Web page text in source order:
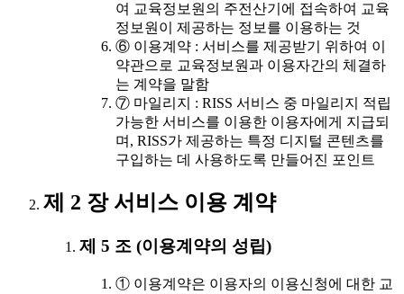
여 교육정보원의 주전산기에 접속하여 교육
정보원이 제공하는 정보를 이용하는 것
⑥ 이용계약 : 서비스를 제공받기 위하여 이
약관으로 교육정보원과 이용자간의 체결하
는 계약을 말함
⑦ 마일리지 : RISS 서비스 중 마일리지 적립
가능한 서비스를 이용한 이용자에게 지급되
며, RISS가 제공하는 특정 디지털 콘텐츠를
구입하는 데 사용하도록 만들어진 포인트
제 2 장 서비스 이용 계약
제 5 조 (이용계약의 성립)
① 이용계약은 이용자의 이용신청에 대한 교